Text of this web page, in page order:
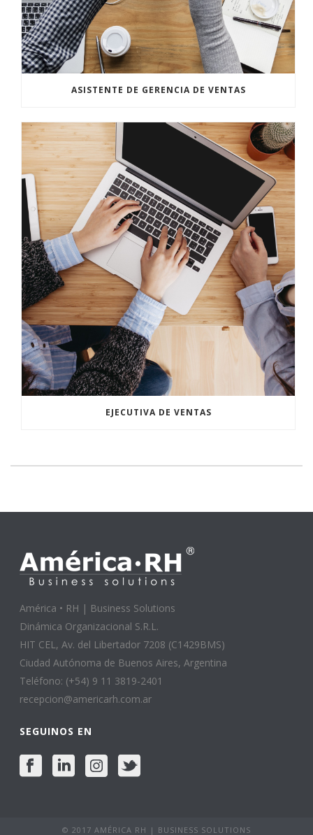
ASISTENTE DE GERENCIA DE VENTAS
EJECUTIVA DE VENTAS
América • RH | Business Solutions
Dinámica Organizacional S.R.L.
HIT CEL, Av. del Libertador 7208 (C1429BMS)
Ciudad Autónoma de Buenos Aires, Argentina
Teléfono: (+54) 9 11 3819-2401
recepcion@americarh.com.ar
SEGUINOS EN
© 2017 AMÉRICA RH | BUSINESS SOLUTIONS